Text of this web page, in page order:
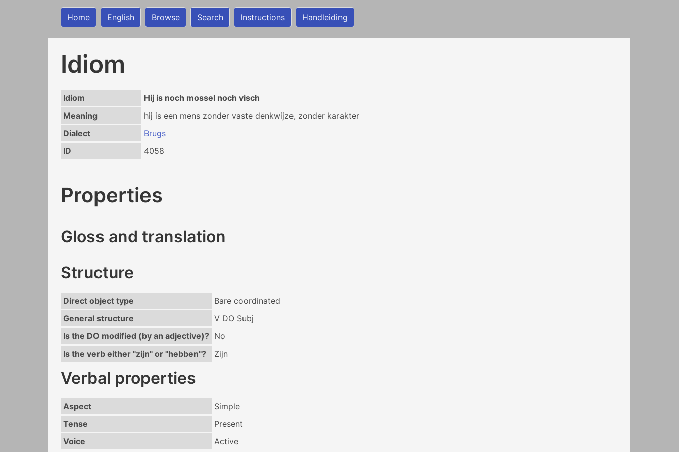
Home English Browse Search Instructions Handleiding
Idiom
Idiom
Hij is noch mossel noch visch
Meaning
hij is een mens zonder vaste denkwijze, zonder karakter
Dialect
Brugs
ID
4058
Properties
Gloss and translation
Structure
Direct object type
Bare coordinated
General structure
V DO Subj
Is the DO modified (by an adjective)? No
Is the verb either "zijn" or "hebben"?
Zijn
Verbal properties
Aspect
Simple
Tense
Present
Voice
Active